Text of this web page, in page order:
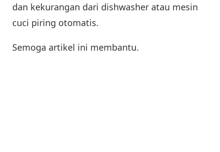
dan kekurangan dari dishwasher atau mesin
cuci piring otomatis.
Semoga artikel ini membantu.